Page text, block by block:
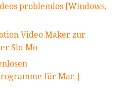
problemlos [Windows,
Video Maker zur
Slo-Mo
für Mac |